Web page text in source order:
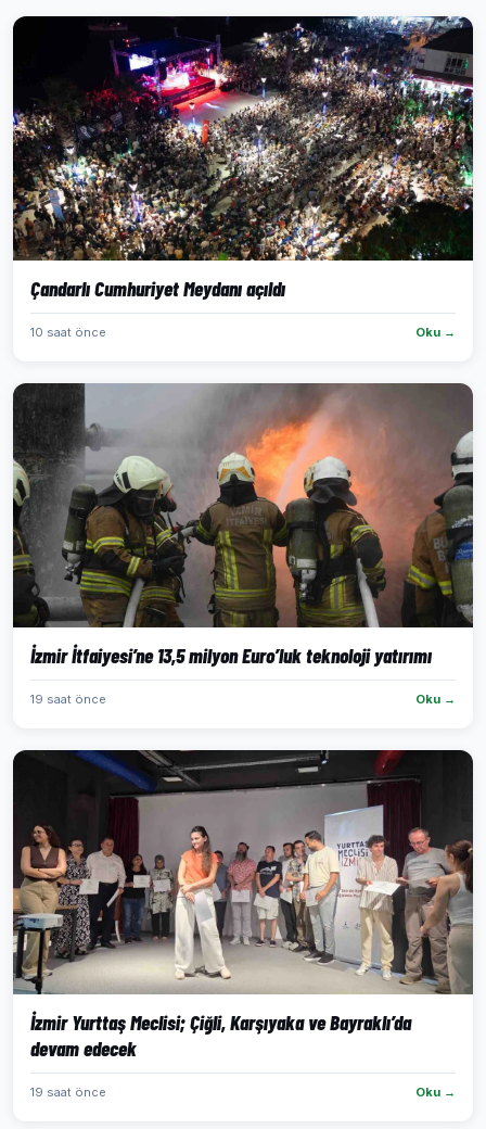
Çandarlı Cumhuriyet Meydanı açıldı
10 saat önce Oku →
İzmir İtfaiyesi’ne 13,5 milyon Euro’luk teknoloji yatırımı
19 saat önce Oku →
İzmir Yurttaş Meclisi; Çiğli, Karşıyaka ve Bayraklı’da
devam edecek
19 saat önce Oku →